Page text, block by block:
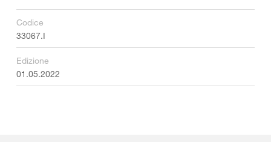
Codice
33067.I
Edizione
01.05.2022